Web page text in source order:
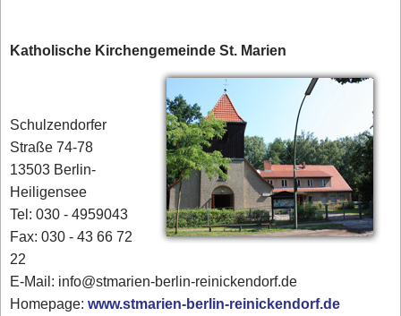
Katholische Kirchengemeinde St. Marien
Schulzendorfer
Straße 74-78
13503 Berlin-
Heiligensee
Tel: 030 - 4959043
Fax: 030 - 43 66 72
22
E-Mail: info@stmarien-berlin-reinickendorf.de
Homepage:www.stmarien-berlin-reinickendorf.de